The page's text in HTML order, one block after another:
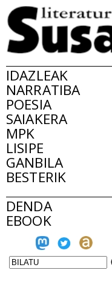
IDAZLEAK
NARRATIBA
POESIA
SAIAKERA
MPK
LISIPE
GANBILA
BESTERIK
DENDA
EBOOK